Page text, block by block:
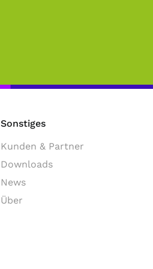
Sonstiges
Kunden & Partner
Downloads
News
Über